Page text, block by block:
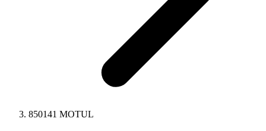
850141 MOTUL